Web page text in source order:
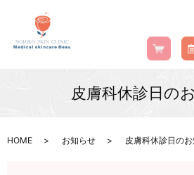
皮膚科休診日の
HOME お知らせ 皮膚科休診日の